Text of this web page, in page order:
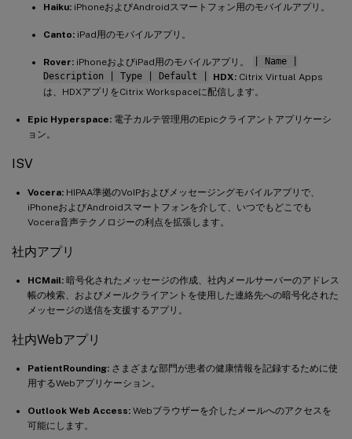
Haiku: iPhoneおよびAndroidスマートフォン用のモバイルアプリ。
Canto: iPad用のモバイルアプリ。
Rover: iPhoneおよびiPad用のモバイルアプリ。
| Name |
Description | Type | Default |
HDX:Citrix Virtual Apps
は、HDXアプリをCitrix Workspaceに配信します。
Epic Hyperspace: 電子カルテ管理用のEpicクライアントアプリケーシ
ョン。
ISV
Vocera: HIPAA準拠のVoIPおよびメッセージングモバイルアプリで、
iPhoneおよびAndroidスマートフォンを介して、いつでもどこでも
Vocera音声テクノロジーの利点を拡張します。
社内アプリ
HCMail: 暗号化されたメッセージの作成、社内メールサーバーのアドレス
帳の検索、およびメールクライアントを使用した連絡先への暗号化された
メッセージの送信を支援するアプリ。
社内Webアプリ
PatientRounding: さまざまな部門が患者の健康情報を記録するために使
用するWebアプリケーション。
Outlook Web Access: Webブラウザーを介したメールへのアクセスを
可能にします。